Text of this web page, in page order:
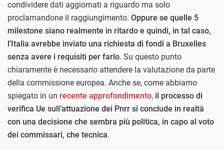
condividere dati aggiornati a riguardo ma solo
proclamandone il raggiungimento. Oppure se quelle 5
milestone siano realmente in ritardo e quindi, in tal caso,
l’Italia avrebbe inviato una richiesta di fondi a Bruxelles
senza avere i requisiti per farlo. Su questo punto
chiaramente è necessario attendere la valutazione da parte
della commissione europea. Anche se, come abbiamo
spiegato in un recente approfondimento, il processo di
verifica Ue sull’attuazione dei Pnrr si conclude in realtà
con una decisione che sembra più politica, in capo al voto
dei commissari, che tecnica.